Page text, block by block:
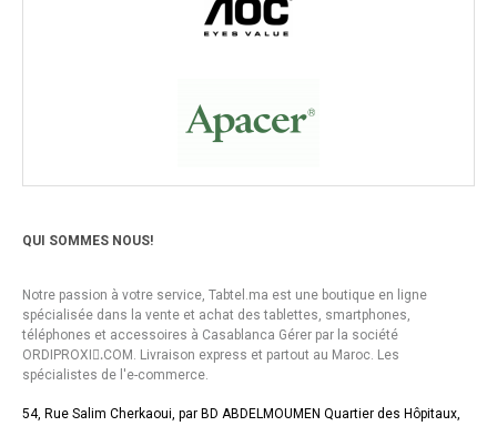
QUI SOMMES NOUS!
Notre passion à votre service, Tabtel.ma est une boutique en ligne
spécialisée dans la vente et achat des tablettes, smartphones,
téléphones et accessoires à Casablanca Gérer par la société
ORDIPROXI.ِCOM. Livraison express et partout au Maroc. Les
spécialistes de l'e-commerce.
54, Rue Salim Cherkaoui, par BD ABDELMOUMEN Quartier des Hôpitaux,